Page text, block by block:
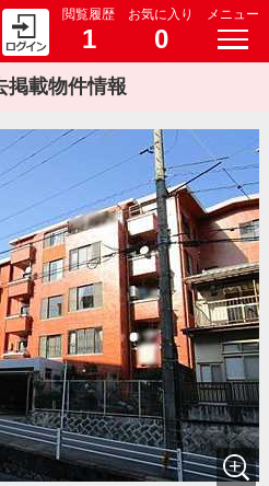
閲覧履歴
1
お気に入り
0
メニュー
掲載物件情報